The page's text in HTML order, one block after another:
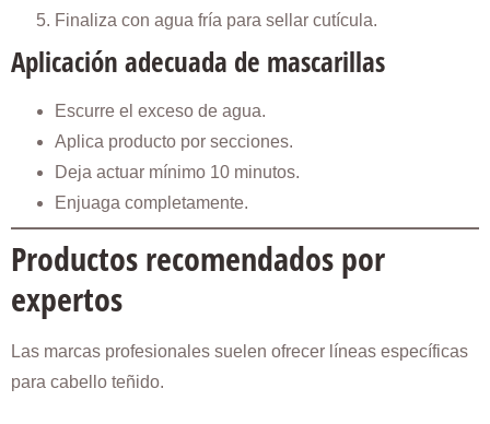
Finaliza con agua fría para sellar cutícula.
Aplicación adecuada de mascarillas
Escurre el exceso de agua.
Aplica producto por secciones.
Deja actuar mínimo 10 minutos.
Enjuaga completamente.
Productos recomendados por
expertos
Las marcas profesionales suelen ofrecer líneas específicas
para cabello teñido.